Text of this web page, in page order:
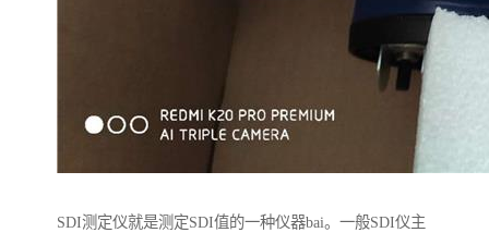
SDI测定仪就是测定SDI值的一种仪器bai。一般SDI仪主